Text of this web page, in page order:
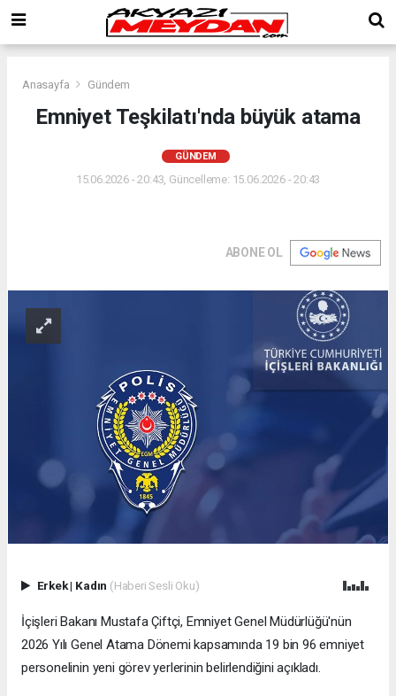
Anasayfa Gündem
Emniyet Teşkilatı'nda büyük atama
GÜNDEM
15.06.2026 - 20:43, Güncelleme: 15.06.2026 - 20:43
ABONE OL
Erkek| Kadın (Haberi Sesli Oku)
İçişleri Bakanı Mustafa Çiftçi, Emniyet Genel Müdürlüğü'nün
2026 Yılı Genel Atama Dönemi kapsamında 19 bin 96 emniyet
personelinin yeni görev yerlerinin belirlendiğini açıkladı.